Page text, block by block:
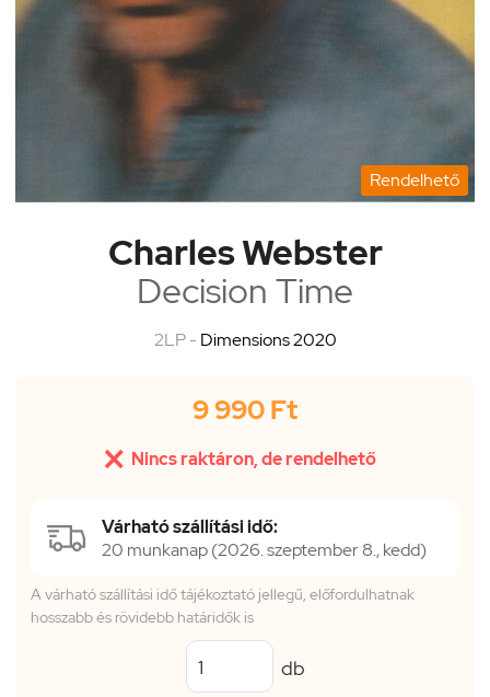
Rendelhető
Charles Webster
Decision Time
2LP -Dimensions 2020
9 990 Ft
 Nincs raktáron, de rendelhető
Várható szállítási idő:
20 munkanap (2026. szeptember 8., kedd)
A várható szállítási idő tájékoztató jellegű, előfordulhatnak
hosszabb és rövidebb határidők is
db